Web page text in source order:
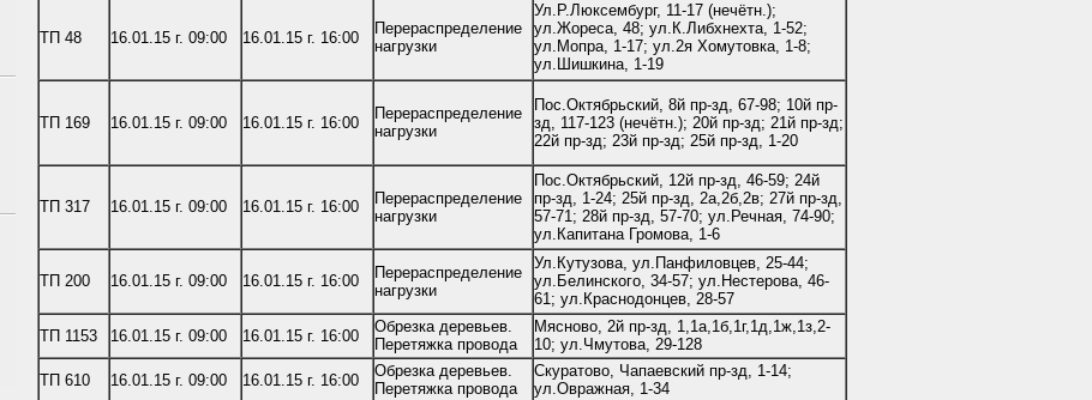
ТП 48 16.01.15 г. 09:00 16.01.15 г. 16:00
Перераспределение
нагрузки
Ул.Р.Люксембург, 11-17 (нечётн.);
ул.Жореса, 48; ул.К.Либхнехта, 1-52;
ул.Мопра, 1-17; ул.2я Хомутовка, 1-8;
ул.Шишкина, 1-19
ТП 169 16.01.15 г. 09:00 16.01.15 г. 16:00
Перераспределение
нагрузки
Пос.Октябрьский, 8й пр-зд, 67-98; 10й пр-
зд, 117-123 (нечётн.); 20й пр-зд; 21й пр-зд;
22й пр-зд; 23й пр-зд; 25й пр-зд, 1-20
ТП 317 16.01.15 г. 09:00 16.01.15 г. 16:00
Перераспределение
нагрузки
Пос.Октябрьский, 12й пр-зд, 46-59; 24й
пр-зд, 1-24; 25й пр-зд, 2а,2б,2в; 27й пр-зд,
57-71; 28й пр-зд, 57-70; ул.Речная, 74-90;
ул.Капитана Громова, 1-6
ТП 200 16.01.15 г. 09:00 16.01.15 г. 16:00
Перераспределение
нагрузки
Ул.Кутузова, ул.Панфиловцев, 25-44;
ул.Белинского, 34-57; ул.Нестерова, 46-
61; ул.Краснодонцев, 28-57
ТП 1153 16.01.15 г. 09:00 16.01.15 г. 16:00
Обрезка деревьев.
Перетяжка провода
Мясново, 2й пр-зд, 1,1а,1б,1г,1д,1ж,1з,2-
10; ул.Чмутова, 29-128
ТП 610
16.01.15 г. 09:00 16.01.15 г. 16:00
Обрезка деревьев.
Перетяжка провода
Скуратово, Чапаевский пр-зд, 1-14;
ул.Овражная, 1-34